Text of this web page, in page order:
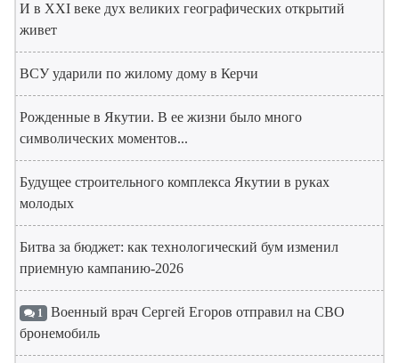
И в XXI веке дух великих географических открытий
живет
ВСУ ударили по жилому дому в Керчи
Рожденные в Якутии. В ее жизни было много
символических моментов...
Будущее строительного комплекса Якутии в руках
молодых
Битва за бюджет: как технологический бум изменил
приемную кампанию-2026
1 Военный врач Сергей Егоров отправил на СВО
бронемобиль